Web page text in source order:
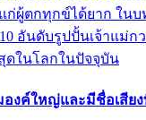
ก่ผู้ตกทุกข์ได้ยาก ในบ
อันดับรูปปั้นเจ้าแม่
ดในโลกในปัจจุบัน
องค์ใหญ่และมีชื่อเสีย